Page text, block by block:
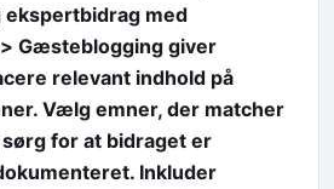
med
Gæsteblogging giver
relevant indhold på
Vælg emner, der matcher
for at bidraget er
Inkluder